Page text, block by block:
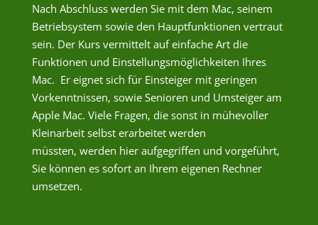
Nach Abschluss werden Sie mit dem Mac, seinem
Betriebsystem sowie den Hauptfunktionen vertraut
sein. Der Kurs vermittelt auf einfache Art die
Funktionen und Einstellungsmöglichkeiten Ihres
Mac. Er eignet sich für Einsteiger mit geringen
Vorkenntnissen, sowie Senioren und Umsteiger am
Apple Mac. Viele Fragen, die sonst in mühevoller
Kleinarbeit selbst erarbeitet werden
müssten, werden hier aufgegriffen und vorgeführt,
Sie können es sofort an Ihrem eigenen Rechner
umsetzen.